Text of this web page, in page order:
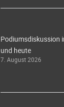
Podiumsdiskussion
und heute
7. August 2026